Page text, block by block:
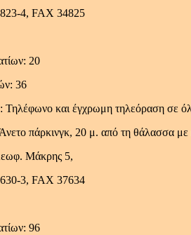
4, FAX 34825
20
36
και έγχρωμη τηλεόραση σε
πάρκινγκ, 20 μ. από τη θάλασσα με
Μάκρης 5,
3, FAX 37634
96